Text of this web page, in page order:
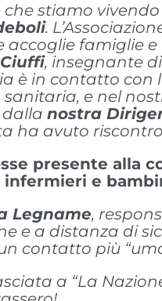
stiamo
.
accoglie famiglie
, insegnante
è in contatto con
e nel
dalla nostra
ha avuto
presente alla
e
Legname,
e a distanza di
contatto più
a “La